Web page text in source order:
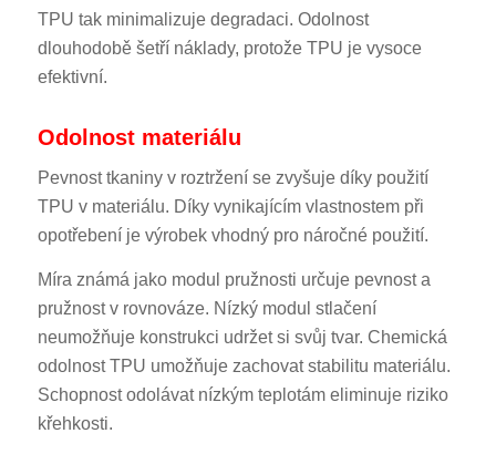
TPU tak minimalizuje degradaci. Odolnost
dlouhodobě šetří náklady, protože TPU je vysoce
efektivní.
Odolnost materiálu
Pevnost tkaniny v roztržení se zvyšuje díky použití
TPU v materiálu. Díky vynikajícím vlastnostem při
opotřebení je výrobek vhodný pro náročné použití.
Míra známá jako modul pružnosti určuje pevnost a
pružnost v rovnováze. Nízký modul stlačení
neumožňuje konstrukci udržet si svůj tvar. Chemická
odolnost TPU umožňuje zachovat stabilitu materiálu.
Schopnost odolávat nízkým teplotám eliminuje riziko
křehkosti.